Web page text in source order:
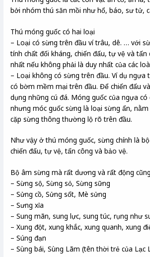
bởi nhóm thú săn mồi như hổ, báo, sư tử,
Thú móng guốc có hai loại
– Loại có sừng trên đầu ví trâu, dê. … với
tính chất đối kháng, chiến đấu, tự vệ và
nhất nếu không phải là duy nhất của các
– Loại không có sừng trên đầu. Ví dụ ngựa
có bờm mềm mại trên đầu. Để chiến đấu
dụng những cú đá. Móng guốc của ngựa có
nhưng móc guốc sừng là loại sừng ẩn,
cặp sừng thông thường lộ rõ trên đầu.
Như vậy ở thú móng guốc, sừng chính là
chiến đấu, tự vệ, tấn công và bảo vệ.
Bộ âm sừng mà rất dương và rất động
– Sừng sộ, Sừng sỏ, Sừng sững
– Sửng cồ, Sửng sốt, Mè sửng
– Sưng xỉa
– Sung mãn, sung lực, sung túc, rụng như
– Xung đột, xung khắc, xung quanh, xung
– Súng đạn
– Sùng bái, Sùng Lãm (tên thời trẻ của Lạc